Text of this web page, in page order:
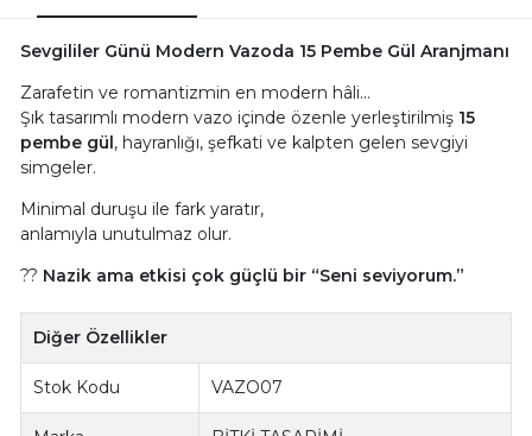
Sevgililer Günü Modern Vazoda 15 Pembe Gül Aranjmanı
Zarafetin ve romantizmin en modern hâli…
Şık tasarımlı modern vazo içinde özenle yerleştirilmiş 15
pembe gül, hayranlığı, şefkati ve kalpten gelen sevgiyi
simgeler.
Minimal duruşu ile fark yaratır,
anlamıyla unutulmaz olur.
?? Nazik ama etkisi çok güçlü bir “Seni seviyorum.”
Diğer Özellikler
Stok Kodu VAZO07